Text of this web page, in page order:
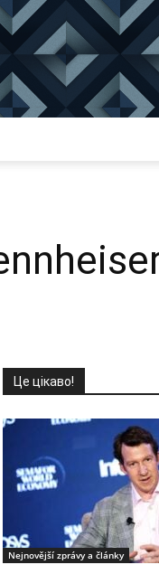
Це цікаво!
Nejnovější zprávy a články